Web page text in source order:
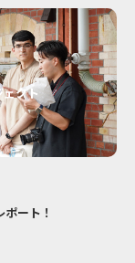
ェクト
ート！